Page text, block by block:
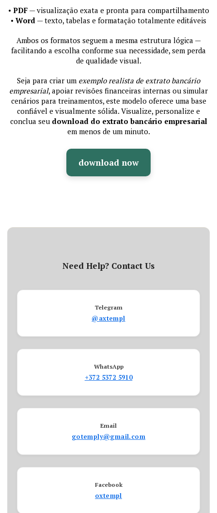
• PDF— visualização exata e pronta para compartilhamento
• Word — texto, tabelas e formatação totalmente editáveis
Ambos os formatos seguem a mesma estrutura lógica —
facilitando a escolha conforme sua necessidade, sem perda
de qualidade visual.
Seja para criar um exemplo realista de extrato bancário
empresarial, apoiar revisões financeiras internas ou simular
cenários para treinamentos, este modelo oferece uma base
confiável e visualmente sólida. Visualize, personalize e
conclua seu download do extrato bancário empresarial
em menos de um minuto.
download now
Need Help? Contact Us
Telegram
@axtempl
WhatsApp
+372 5372 5910
Email
gotemply@gmail.com
Facebook
oxtempl